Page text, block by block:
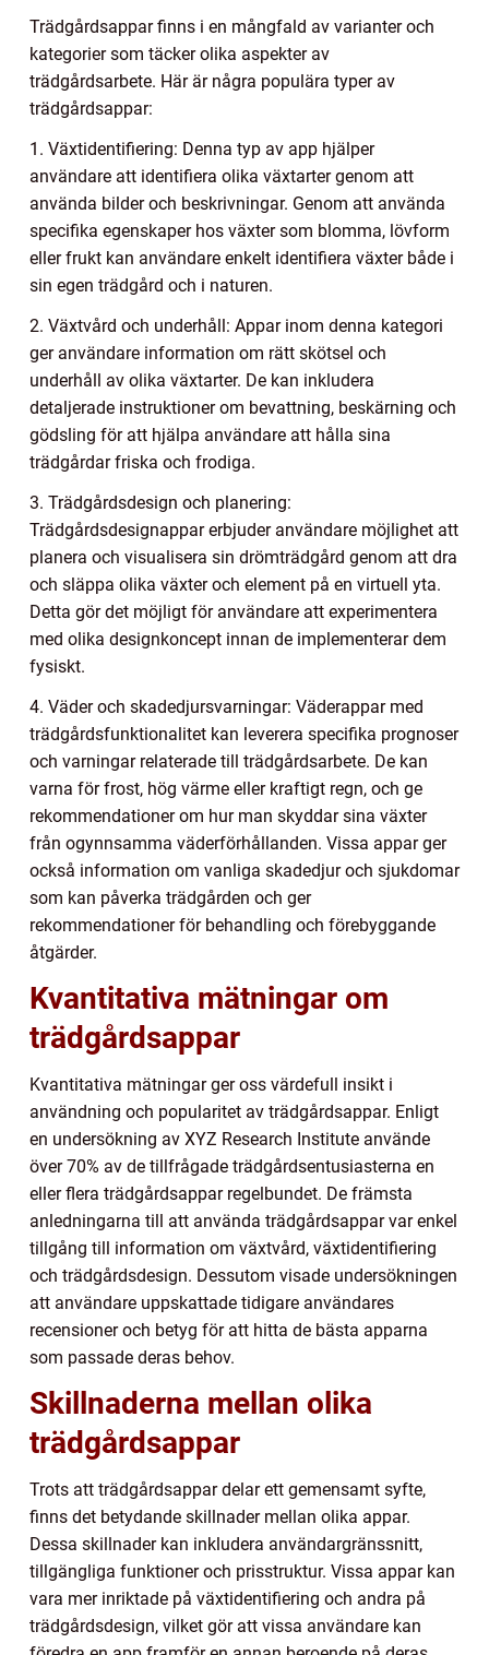
Trädgårdsappar finns i en mångfald av varianter och
kategorier som täcker olika aspekter av
trädgårdsarbete. Här är några populära typer av
trädgårdsappar:
1. Växtidentifiering: Denna typ av app hjälper
användare att identifiera olika växtarter genom att
använda bilder och beskrivningar. Genom att använda
specifika egenskaper hos växter som blomma, lövform
eller frukt kan användare enkelt identifiera växter både i
sin egen trädgård och i naturen.
2. Växtvård och underhåll: Appar inom denna kategori
ger användare information om rätt skötsel och
underhåll av olika växtarter. De kan inkludera
detaljerade instruktioner om bevattning, beskärning och
gödsling för att hjälpa användare att hålla sina
trädgårdar friska och frodiga.
3. Trädgårdsdesign och planering:
Trädgårdsdesignappar erbjuder användare möjlighet att
planera och visualisera sin drömträdgård genom att dra
och släppa olika växter och element på en virtuell yta.
Detta gör det möjligt för användare att experimentera
med olika designkoncept innan de implementerar dem
fysiskt.
4. Väder och skadedjursvarningar: Väderappar med
trädgårdsfunktionalitet kan leverera specifika prognoser
och varningar relaterade till trädgårdsarbete. De kan
varna för frost, hög värme eller kraftigt regn, och ge
rekommendationer om hur man skyddar sina växter
från ogynnsamma väderförhållanden. Vissa appar ger
också information om vanliga skadedjur och sjukdomar
som kan påverka trädgården och ger
rekommendationer för behandling och förebyggande
åtgärder.
Kvantitativa mätningar om
trädgårdsappar
Kvantitativa mätningar ger oss värdefull insikt i
användning och popularitet av trädgårdsappar. Enligt
en undersökning av XYZ Research Institute använde
över 70% av de tillfrågade trädgårdsentusiasterna en
eller flera trädgårdsappar regelbundet. De främsta
anledningarna till att använda trädgårdsappar var enkel
tillgång till information om växtvård, växtidentifiering
och trädgårdsdesign. Dessutom visade undersökningen
att användare uppskattade tidigare användares
recensioner och betyg för att hitta de bästa apparna
som passade deras behov.
Skillnaderna mellan olika
trädgårdsappar
Trots att trädgårdsappar delar ett gemensamt syfte,
finns det betydande skillnader mellan olika appar.
Dessa skillnader kan inkludera användargränssnitt,
tillgängliga funktioner och prisstruktur. Vissa appar kan
vara mer inriktade på växtidentifiering och andra på
trädgårdsdesign, vilket gör att vissa användare kan